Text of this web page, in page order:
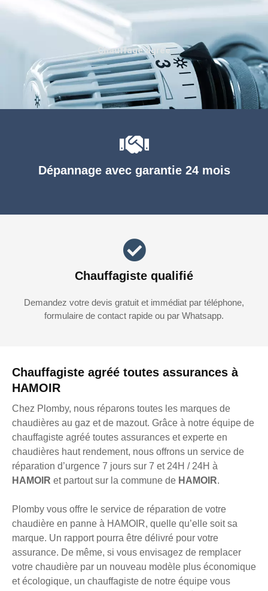
Chauffagiste agréé toutes assurances à
HAMOIR
Chez Plomby, nous réparons toutes les marques de
chaudières au gaz et de mazout. Grâce à notre équipe de
chauffagiste agréé toutes assurances et experte en
chaudières haut rendement, nous offrons un service de
réparation d’urgence 7 jours sur 7 et 24H / 24H à
HAMOIR et partout sur la commune de HAMOIR.
Plomby vous offre le service de réparation de votre
chaudière en panne à HAMOIR, quelle qu’elle soit sa
marque. Un rapport pourra être délivré pour votre
assurance. De même, si vous envisagez de remplacer
votre chaudière par un nouveau modèle plus économique
et écologique, un chauffagiste de notre équipe vous
Dépannage avec garantie 24 mois
Chauffagiste qualifié
Demandez votre devis gratuit et immédiat par téléphone,
formulaire de contact rapide ou par Whatsapp.
Chauffage agréé